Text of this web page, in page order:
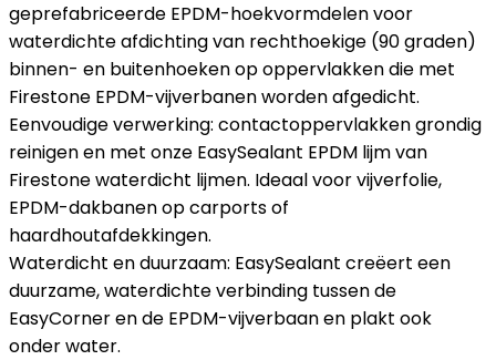
geprefabriceerde EPDM-hoekvormdelen voor
waterdichte afdichting van rechthoekige (90 graden)
binnen- en buitenhoeken op oppervlakken die met
Firestone EPDM-vijverbanen worden afgedicht.
Eenvoudige verwerking: contactoppervlakken grondig
reinigen en met onze EasySealant EPDM lijm van
Firestone waterdicht lijmen. Ideaal voor vijverfolie,
EPDM-dakbanen op carports of
haardhoutafdekkingen.
Waterdicht en duurzaam: EasySealant creëert een
duurzame, waterdichte verbinding tussen de
EasyCorner en de EPDM-vijverbaan en plakt ook
onder water.